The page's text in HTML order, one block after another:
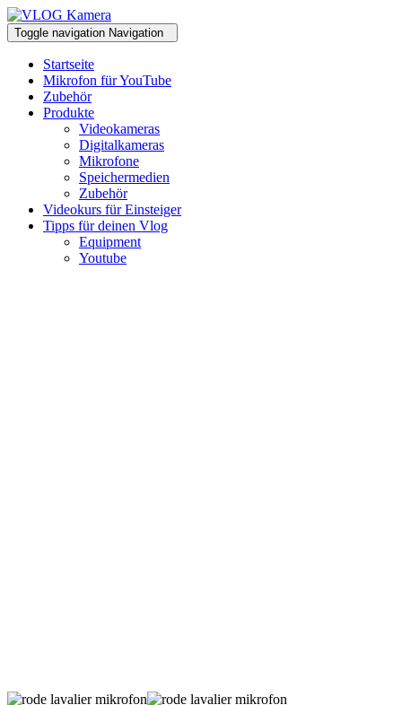
Toggle navigation Navigation
Startseite
Mikrofon für YouTube
Zubehör
Produkte
Videokameras
Digitalkameras
Mikrofone
Speichermedien
Zubehör
Videokurs für Einsteiger
Tipps für deinen Vlog
Equipment
Youtube